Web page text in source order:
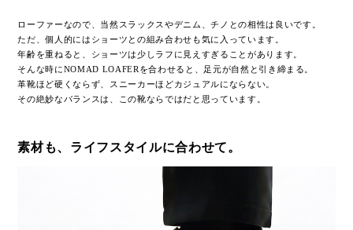
ローファーなので、当然スラックスやデニム、チノとの相性は良いです。
ただ、個人的にはショーツとの組み合わせも気に入っています。
年齢を重ねると、ショーツは少しラフに見えすぎることがあります。
そんな時にNOMAD LOAFERを合わせると、足元が自然と引き締まる。
革靴ほど硬くならず、スニーカーほどカジュアルにならない。
その絶妙なバランスは、この靴ならではだと思っています。
素材も、ライフスタイルに合わせて。